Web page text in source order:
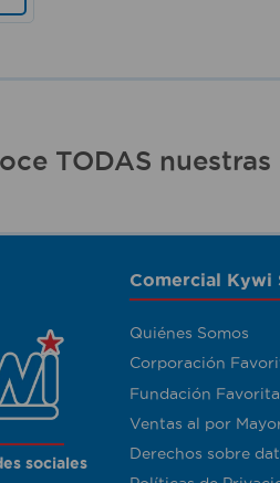
TODAS nuestras
sociales
Comercial Kywi
Quiénes Somos
Corporación
Fundación Favorita
Ventas al por
Derechos sobre